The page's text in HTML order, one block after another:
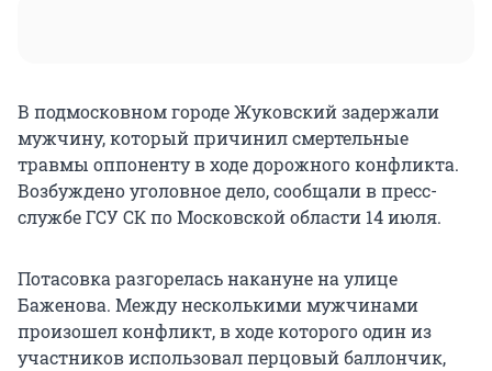
В подмосковном городе Жуковский задержали
мужчину, который причинил смертельные
травмы оппоненту в ходе дорожного конфликта.
Возбуждено уголовное дело, сообщали в пресс-
службе ГСУ СК по Московской области 14 июля.
Потасовка разгорелась накануне на улице
Баженова. Между несколькими мужчинами
произошел конфликт, в ходе которого один из
участников использовал перцовый баллончик,